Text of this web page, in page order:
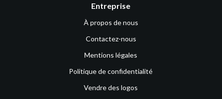
Entreprise
À propos de nous
Contactez-nous
Mentions légales
Politique de confidentialité
Vendre des logos